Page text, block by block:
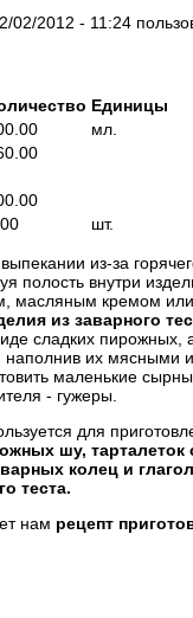
02/2012 - 11:24
Единицы
мл.
шт.
из-за
полость внутри
масляным кремом
из заварного
сладких пирожных,
наполнив их мясными
маленькие
- гужеры.
для
шу, тарталеток
колец и
теста.
нам рецепт